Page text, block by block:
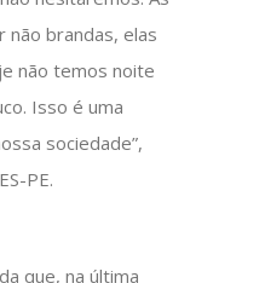
não brandas, elas
não temos noite
Isso é uma
sociedade”,
PE.
que, na última